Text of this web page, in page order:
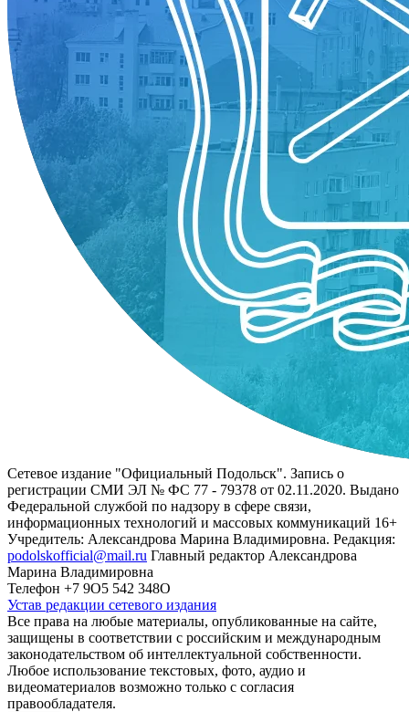
Сетевое издание "Официальный Подольск". Запись о
регистрации СМИ ЭЛ № ФС 77 - 79378 от 02.11.2020. Выдано
Федеральной службой по надзору в сфере связи,
информационных технологий и массовых коммуникаций 16+
Учредитель: Александрова Марина Владимировна. Редакция:
podolskofficial@mail.ru Главный редактор Александрова
Марина Владимировна
Телефон +7 9О5 542 348О
Устав редакции сетевого издания
Все права на любые материалы, опубликованные на сайте,
защищены в соответствии с российским и международным
законодательством об интеллектуальной собственности.
Любое использование текстовых, фото, аудио и
видеоматериалов возможно только с согласия
правообладателя.